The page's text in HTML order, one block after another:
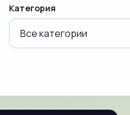
Категория